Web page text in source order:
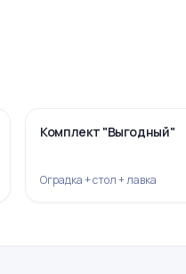
-5%
Комплект "Выгодный"
Оградка + стол + лавка